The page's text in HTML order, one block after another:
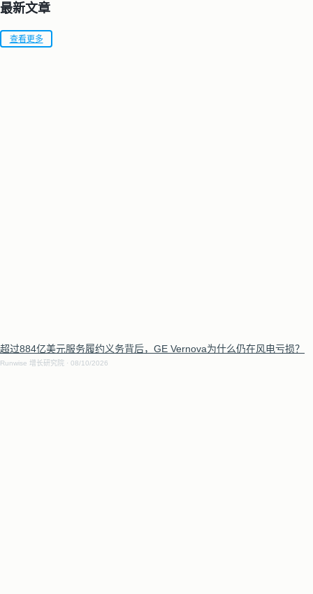
最新文章
查看更多
超过884亿美元服务履约义务背后，GE Vernova为什么仍在风电亏损？
Runwise 增长研究院 08/10/2026